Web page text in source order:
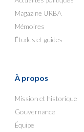
Magazine URBA
Mémoires
Études et guides
À propos
Mission et historique
Gouvernance
Équipe